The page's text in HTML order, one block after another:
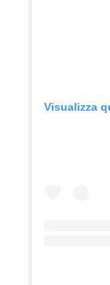
Visualizza